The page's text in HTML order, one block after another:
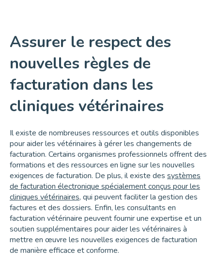
Assurer le respect des
nouvelles règles de
facturation dans les
cliniques vétérinaires
Il existe de nombreuses ressources et outils disponibles
pour aider les vétérinaires à gérer les changements de
facturation. Certains organismes professionnels offrent des
formations et des ressources en ligne sur les nouvelles
exigences de facturation. De plus, il existe des systèmes
de facturation électronique spécialement conçus pour les
cliniques vétérinaires, qui peuvent faciliter la gestion des
factures et des dossiers. Enfin, les consultants en
facturation vétérinaire peuvent fournir une expertise et un
soutien supplémentaires pour aider les vétérinaires à
mettre en œuvre les nouvelles exigences de facturation
de manière efficace et conforme.